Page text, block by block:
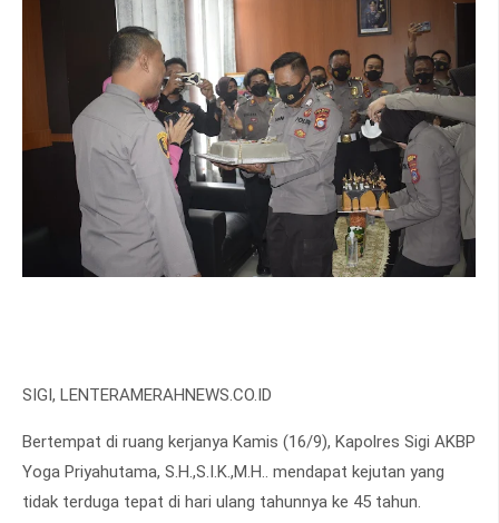
SIGI, LENTERAMERAHNEWS.CO.ID
Bertempat di ruang kerjanya Kamis (16/9), Kapolres Sigi AKBP
Yoga Priyahutama, S.H.,S.I.K.,M.H.. mendapat kejutan yang
tidak terduga tepat di hari ulang tahunnya ke 45 tahun.